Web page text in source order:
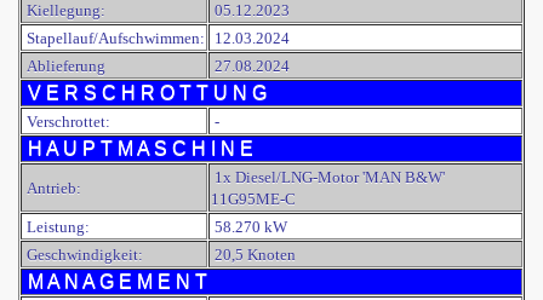
Kiellegung:
05.12.2023
Stapellauf/Aufschwimmen:
12.03.2024
Ablieferung
27.08.2024
V E R S C H R O T T U N G
Verschrottet: -
H A U P T M A S C H I N E
Antrieb:
1x Diesel/LNG-Motor 'MAN B&W'
11G95ME-C
Leistung:
58.270 kW
Geschwindigkeit:
20,5 Knoten
M A N A G E M E N T